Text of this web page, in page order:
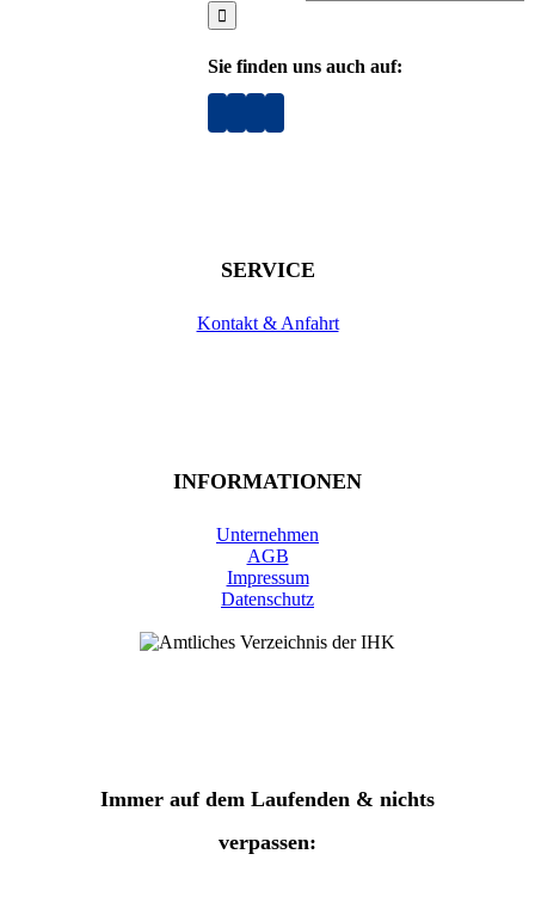
Sie finden uns auch auf:
SERVICE
Kontakt & Anfahrt
INFORMATIONEN
Unternehmen
AGB
Impressum
Datenschutz
Immer auf dem Laufenden & nichts
verpassen: